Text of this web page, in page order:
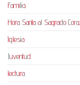
Familia
Hora Santa al Sagrado
Iglesia
Juventud
lectura